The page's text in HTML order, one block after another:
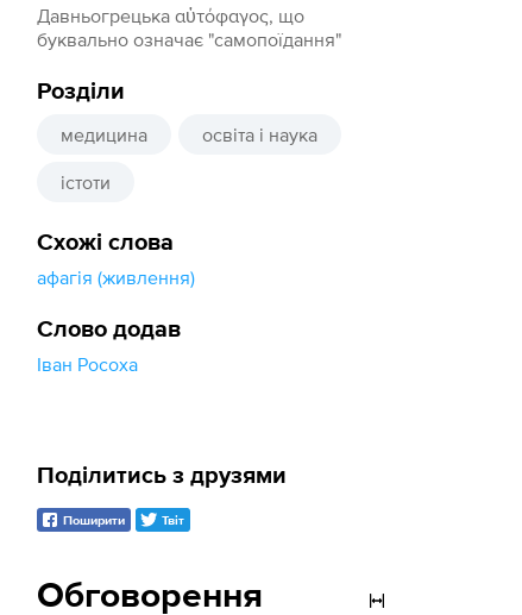
Давньогрецька αὐτόφαγος, що
буквально означає "самопоїдання"
Розділи
медицина освіта і наука
істоти
Схожі слова
афагія (живлення)
Слово додав
Іван Росоха
Обговорення
Поділитись з друзями
Поширити Твіт